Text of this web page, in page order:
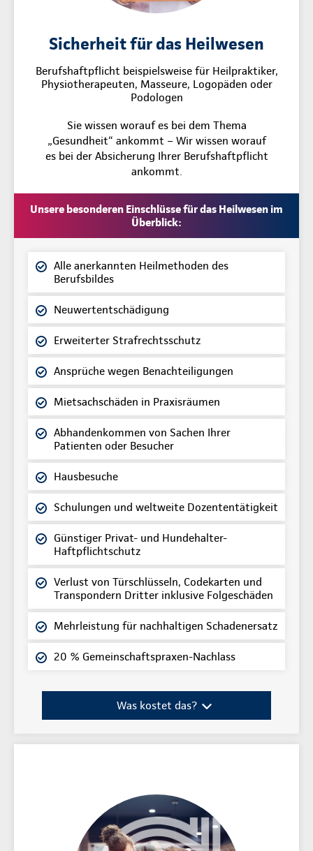
Sicherheit für das Heilwesen
Berufshaftpflicht beispielsweise für Heilpraktiker,
Physiotherapeuten, Masseure, Logopäden oder
Podologen
Sie wissen worauf es bei dem Thema
„Gesundheit“ ankommt – Wir wissen worauf
es bei der Absicherung Ihrer Berufshaftpflicht
ankommt.
Unsere besonderen Einschlüsse für das Heilwesen im
Überblick:
Alle anerkannten Heilmethoden des
Berufsbildes
Neuwertentschädigung
Erweiterter Strafrechtsschutz
Ansprüche wegen Benachteiligungen
Mietsachschäden in Praxisräumen
Abhandenkommen von Sachen Ihrer
Patienten oder Besucher
Hausbesuche
Schulungen und weltweite Dozententätigkeit
Günstiger Privat- und Hundehalter-
Haftpflichtschutz
Verlust von Türschlüsseln, Codekarten und
Transpondern Dritter inklusive Folgeschäden
Mehrleistung für nachhaltigen Schadenersatz
20 % Gemeinschaftspraxen-Nachlass
Was kostet das?